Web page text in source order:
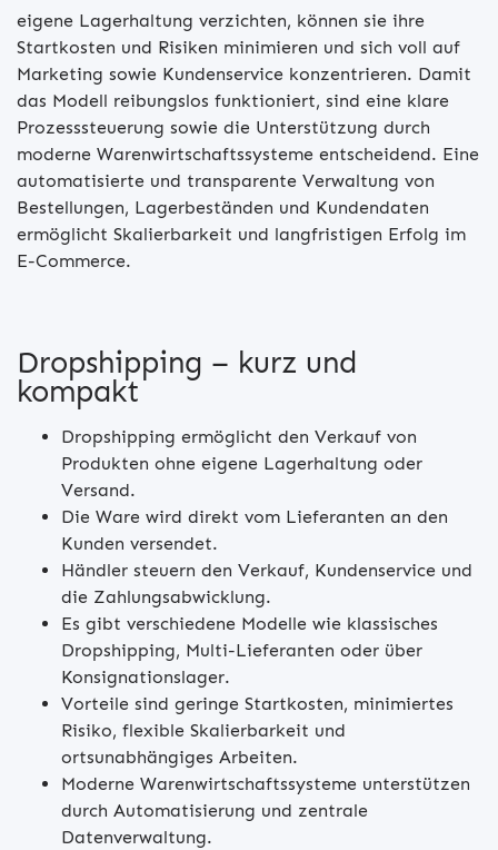
eigene Lagerhaltung verzichten, können sie ihre
Startkosten und Risiken minimieren und sich voll auf
Marketing sowie Kundenservice konzentrieren. Damit
das Modell reibungslos funktioniert, sind eine klare
Prozesssteuerung sowie die Unterstützung durch
moderne Warenwirtschaftssysteme entscheidend. Eine
automatisierte und transparente Verwaltung von
Bestellungen, Lagerbeständen und Kundendaten
ermöglicht Skalierbarkeit und langfristigen Erfolg im
E-Commerce.
Dropshipping – kurz und
kompakt
Dropshipping ermöglicht den Verkauf von
Produkten ohne eigene Lagerhaltung oder
Versand.
Die Ware wird direkt vom Lieferanten an den
Kunden versendet.
Händler steuern den Verkauf, Kundenservice und
die Zahlungsabwicklung.
Es gibt verschiedene Modelle wie klassisches
Dropshipping, Multi-Lieferanten oder über
Konsignationslager.
Vorteile sind geringe Startkosten, minimiertes
Risiko, flexible Skalierbarkeit und
ortsunabhängiges Arbeiten.
Moderne Warenwirtschaftssysteme unterstützen
durch Automatisierung und zentrale
Datenverwaltung.